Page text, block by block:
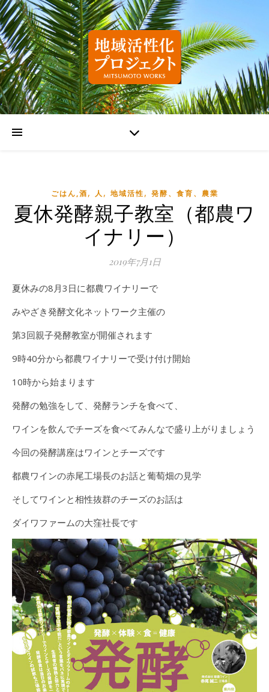
ごはん,酒, 人 , 地域活性, 発酵、食育、農業
夏休発酵親子教室（都農ワ
イナリー）
2019年7月1日
夏休みの8月3日に都農ワイナリーで
みやざき発酵文化ネットワーク主催の
第3回親子発酵教室が開催されます
9時40分から都農ワイナリーで受け付け開始
10時から始まります
発酵の勉強をして、発酵ランチを食べて、
ワインを飲んでチーズを食べてみんなで盛り上がりましょう
今回の発酵講座はワインとチーズです
都農ワインの赤尾工場長のお話と葡萄畑の見学
そしてワインと相性抜群のチーズのお話は
ダイワファームの大窪社長です